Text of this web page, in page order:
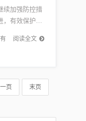
续加强防控措
，有效保护人
疫情防
阅读全文
一页 末页